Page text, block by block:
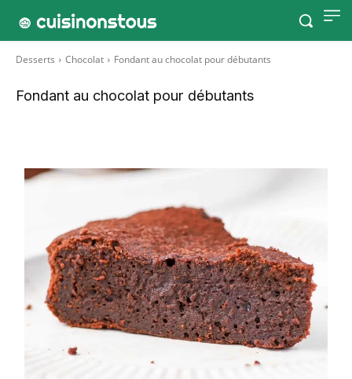
Desserts Chocolat Fondant au chocolat pour débutants
Fondant au chocolat pour débutants